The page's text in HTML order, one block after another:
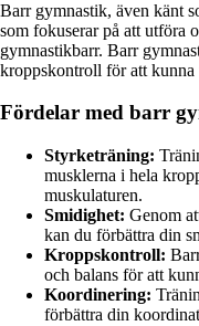
Barr gymnastik, även känt
som fokuserar på att utföra
gymnastikbarr. Barr
kroppskontroll för att kunna
Fördelar med barr
Styrketräning:
musklerna i hela
muskulaturen.
Smidighet: Genom
kan du förbättra din
Kroppskontroll:
och balans för att
Koordinering:
förbättra din